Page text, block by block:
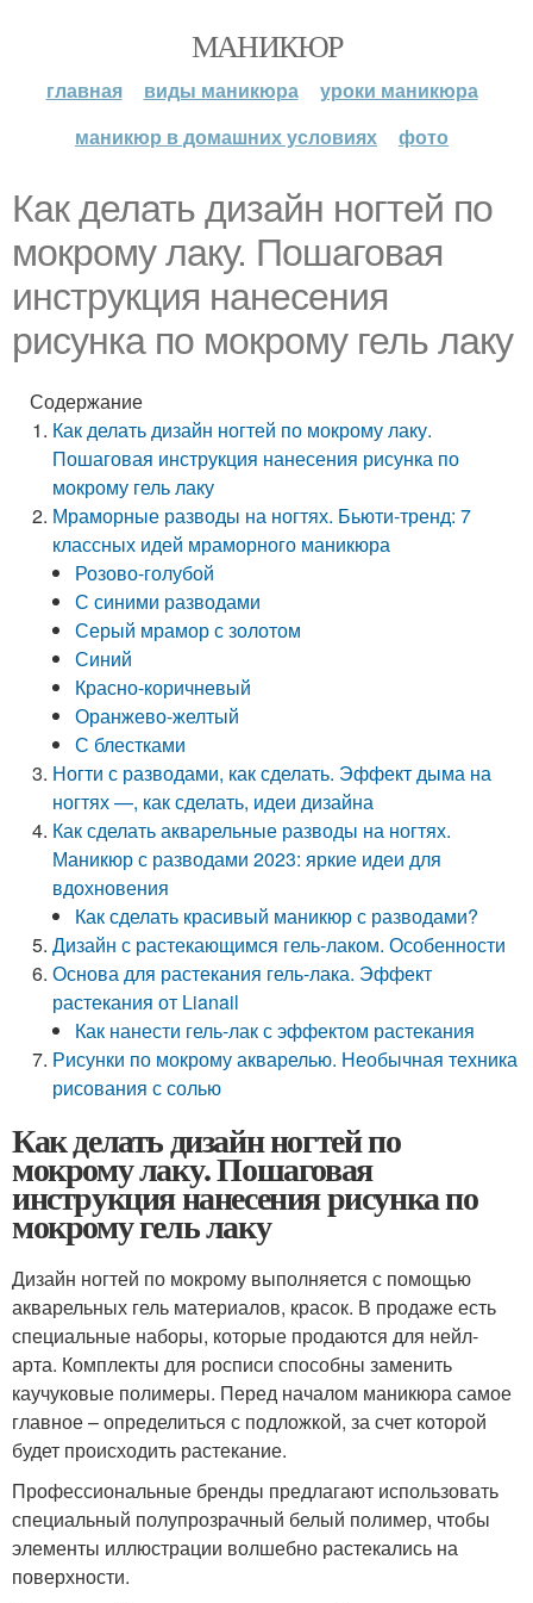
МАНИКЮР
главная виды маникюра
уроки маникюра
маникюр в домашних условиях
фото
Как делать дизайн ногтей по
мокрому лаку. Пошаговая
инструкция нанесения
рисунка по мокрому гель лаку
Содержание
Как делать дизайн ногтей по мокрому лаку.
Пошаговая инструкция нанесения рисунка по
мокрому гель лаку
Мраморные разводы на ногтях. Бьюти-тренд: 7
классных идей мраморного маникюра
Розово-голубой
С синими разводами
Серый мрамор с золотом
Синий
Красно-коричневый
Оранжево-желтый
С блестками
Ногти с разводами, как сделать. Эффект дыма на
ногтях —, как сделать, идеи дизайна
Как сделать акварельные разводы на ногтях.
Маникюр с разводами 2023: яркие идеи для
вдохновения
Как сделать красивый маникюр с разводами?
Дизайн с растекающимся гель-лаком. Особенности
Основа для растекания гель-лака. Эффект
растекания от Lianail
Как нанести гель-лак с эффектом растекания
Рисунки по мокрому акварелью. Необычная техника
рисования с солью
Как делать дизайн ногтей по
мокрому лаку. Пошаговая
инструкция нанесения рисунка по
мокрому гель лаку
Дизайн ногтей по мокрому выполняется с помощью
акварельных гель материалов, красок. В продаже есть
специальные наборы, которые продаются для нейл-
арта. Комплекты для росписи способны заменить
каучуковые полимеры. Перед началом маникюра самое
главное – определиться с подложкой, за счет которой
будет происходить растекание.
Профессиональные бренды предлагают использовать
специальный полупрозрачный белый полимер, чтобы
элементы иллюстрации волшебно растекались на
поверхности.